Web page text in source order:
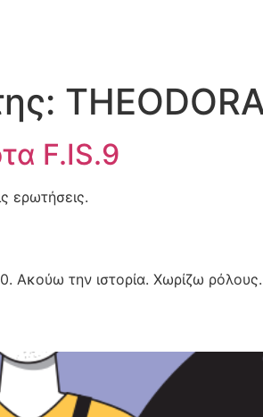
εργαλείων
F.IS.9
ερωτήσεις.
Ακούω την ιστορία. Χωρίζω